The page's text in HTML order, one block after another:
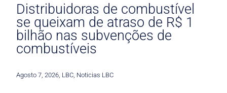
Distribuidoras de combustível
se queixam de atraso de R$ 1
bilhão nas subvenções de
combustíveis
Agosto 7, 2026 LBC Noticias LBC